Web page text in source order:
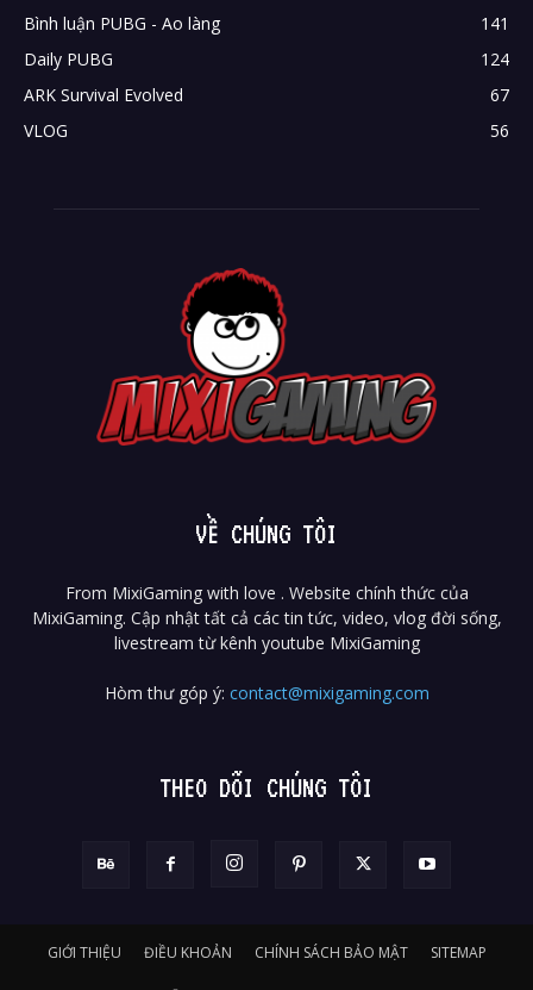
Bình luận PUBG - Ao làng
141
Daily PUBG
124
ARK Survival Evolved
67
VLOG
56
VỀ CHÚNG TÔI
From MixiGaming with love . Website chính thức của
MixiGaming. Cập nhật tất cả các tin tức, video, vlog đời sống,
livestream từ kênh youtube MixiGaming
Hòm thư góp ý: contact@mixigaming.com
THEO DÕI CHÚNG TÔI
GIỚI THIỆU ĐIỀU KHOẢN CHÍNH SÁCH BẢO MẬT SITEMAP